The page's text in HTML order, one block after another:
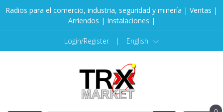
Radios para el comercio, industria, seguridad y minería | Ventas |
Arriendos | Instalaciones |
Login/Register | English